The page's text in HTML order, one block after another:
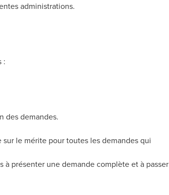
administrations.
:
des demandes.
le mérite pour toutes les demandes qui
présenter une demande complète et à passer